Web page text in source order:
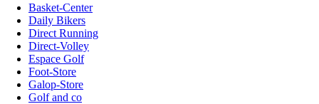
Basket-Center
Daily Bikers
Direct Running
Direct-Volley
Espace Golf
Foot-Store
Galop-Store
Golf and co